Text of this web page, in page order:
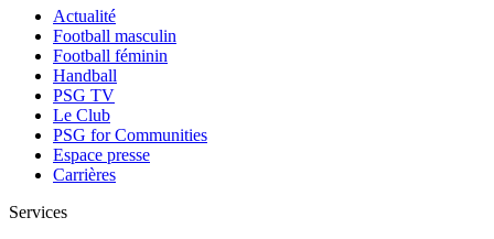
Actualité
Football masculin
Football féminin
Handball
PSG TV
Le Club
PSG for Communities
Espace presse
Carrières
Services